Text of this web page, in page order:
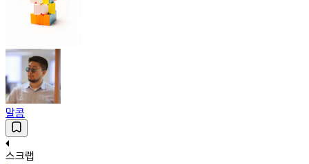
말콤
스크랩